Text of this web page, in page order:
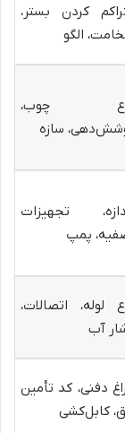
کردن بستر،
الگو
چوب،
سازه
تجهیزات
پمپ
لوله، اتصالات،
آب
دفنی، کد تأمین
کابل‌کشی